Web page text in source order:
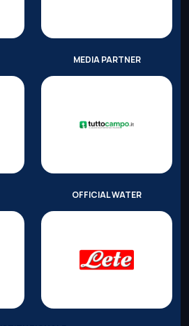
MEDIA PARTNER
OFFICIAL WATER